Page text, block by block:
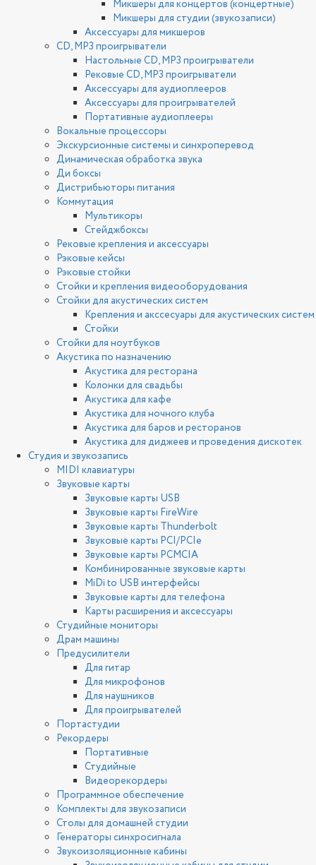
Микшеры для концертов (концертные)
Микшеры для студии (звукозаписи)
Аксессуары для микшеров
CD, MP3 проигрыватели
Настольные CD, MP3 проигрыватели
Рековые CD, MP3 проигрыватели
Аксессуары для аудиоплееров
Аксессуары для проигрывателей
Портативные аудиоплееры
Вокальные процессоры
Экскурсионные системы и синхроперевод
Динамическая обработка звука
Ди боксы
Дистрибьюторы питания
Коммутация
Мультикоры
Стейджбоксы
Рековые крепления и аксессуары
Рэковые кейсы
Рэковые стойки
Стойки и крепления видеооборудования
Стойки для акустических систем
Крепления и акссесуары для акустических систем
Стойки
Стойки для ноутбуков
Акустика по назначению
Акустика для ресторана
Колонки для свадьбы
Акустика для кафе
Акустика для ночного клуба
Акустика для баров и ресторанов
Акустика для диджеев и проведения дискотек
Студия и звукозапись
MIDI клавиатуры
Звуковые карты
Звуковые карты USB
Звуковые карты FireWire
Звуковые карты Thunderbolt
Звуковые карты PCI/PCIe
Звуковые карты PCMCIA
Комбинированные звуковые карты
MiDi to USB интерфейсы
Звуковые карты для телефона
Карты расширения и аксессуары
Студийные мониторы
Драм машины
Предусилители
Для гитар
Для микрофонов
Для наушников
Для проигрывателей
Портастудии
Рекордеры
Портативные
Студийные
Видеорекордеры
Программное обеспечение
Комплекты для звукозаписи
Столы для домашней студии
Генераторы синхросигнала
Звукоизоляционные кабины